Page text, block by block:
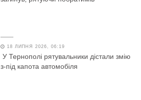
18 ЛИПНЯ 2026, 06:19
У Тернополі рятувальники дістали змію
з-під капота автомобіля